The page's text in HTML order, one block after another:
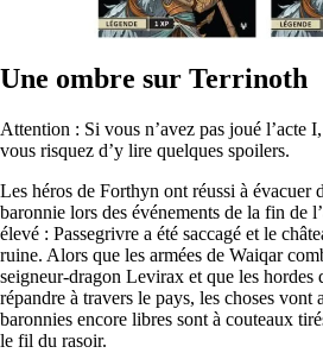
Une ombre sur Terrinoth
Attention : Si vous n’avez pas joué l’acte
vous risquez d’y lire quelques spoilers.
Les héros de Forthyn ont réussi à évacuer
baronnie lors des événements de la fin de
élevé : Passegrivre a été saccagé et le
ruine. Alors que les armées de Waiqar
seigneur-dragon Levirax et que les hordes
répandre à travers le pays, les choses vont
baronnies encore libres sont à couteaux
le fil du rasoir.